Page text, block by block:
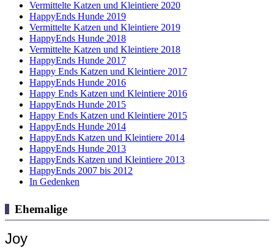
Vermittelte Katzen und Kleintiere 2020
HappyEnds Hunde 2019
Vermittelte Katzen und Kleintiere 2019
HappyEnds Hunde 2018
Vermittelte Katzen und Kleintiere 2018
HappyEnds Hunde 2017
Happy Ends Katzen und Kleintiere 2017
HappyEnds Hunde 2016
Happy Ends Katzen und Kleintiere 2016
HappyEnds Hunde 2015
Happy Ends Katzen und Kleintiere 2015
HappyEnds Hunde 2014
HappyEnds Katzen und Kleintiere 2014
HappyEnds Hunde 2013
HappyEnds Katzen und Kleintiere 2013
HappyEnds 2007 bis 2012
In Gedenken
Ehemalige
Joy